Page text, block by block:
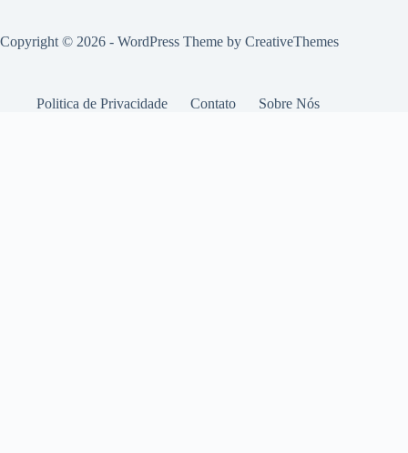
Copyright © 2026 - WordPress Theme by CreativeThemes
Politica de Privacidade Contato Sobre Nós